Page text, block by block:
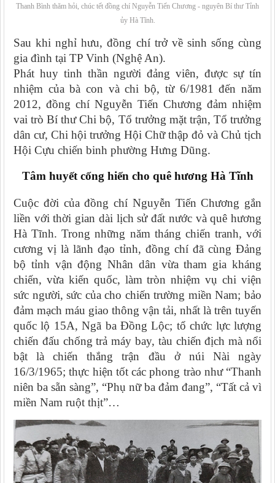
Thanh Bình thăm hỏi, chúc tết đồng chí Nguyễn Tiến Chương - nguyên Bí thư Tỉnh
ủy Hà Tĩnh.
Sau khi nghỉ hưu, đồng chí trở về sinh sống cùng
gia đình tại TP Vinh (Nghệ An).
Phát huy tinh thần người đảng viên, được sự tín
nhiệm của bà con và chi bộ, từ 6/1981 đến năm
2012, đồng chí Nguyễn Tiến Chương đảm nhiệm
vai trò Bí thư Chi bộ, Tổ trưởng mặt trận, Tổ trưởng
dân cư, Chi hội trưởng Hội Chữ thập đỏ và Chủ tịch
Hội Cựu chiến binh phường Hưng Dũng.
Tâm huyết cống hiến cho quê hương Hà Tĩnh
Cuộc đời của đồng chí Nguyễn Tiến Chương gắn
liền với thời gian dài lịch sử đất nước và quê hương
Hà Tĩnh. Trong những năm tháng chiến tranh, với
cương vị là lãnh đạo tỉnh, đồng chí đã cùng Đảng
bộ tỉnh vận động Nhân dân vừa tham gia kháng
chiến, vừa kiến quốc, làm tròn nhiệm vụ chi viện
sức người, sức của cho chiến trường miền Nam; bảo
đảm mạch máu giao thông vận tải, nhất là trên tuyến
quốc lộ 15A, Ngã ba Đồng Lộc; tổ chức lực lượng
chiến đấu chống trả máy bay, tàu chiến địch mà nổi
bật là chiến thắng trận đầu ở núi Nài ngày
16/3/1965; thực hiện tốt các phong trào như “Thanh
niên ba sẵn sàng”, “Phụ nữ ba đảm đang”, “Tất cả vì
miền Nam ruột thịt”…